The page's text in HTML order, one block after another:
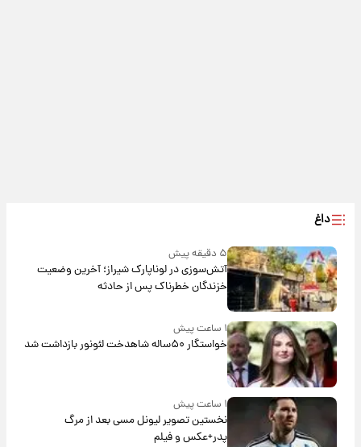
داغ
۵ دقیقه پیش
آتش‌سوزی در لوناپارک شیراز؛ آخرین وضعیت
خزندگان خطرناک پس از حادثه
۱ ساعت پیش
خواستگار ۵۰ساله شاهدخت لئونور بازداشت شد
۱ ساعت پیش
نخستین تصویر لیونل مسی بعد از مرگ
پدر+عکس و فیلم